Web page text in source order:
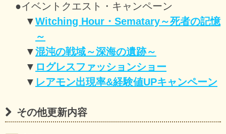
●イベントクエスト・キャンペーン
▼Witching Hour・Sematary～死者の記憶
～
▼混沌の戦域～深海の遺跡～
▼ ログレスファッションショー
▼ レアモン出現率&経験値UPキャンペーン
その他更新内容